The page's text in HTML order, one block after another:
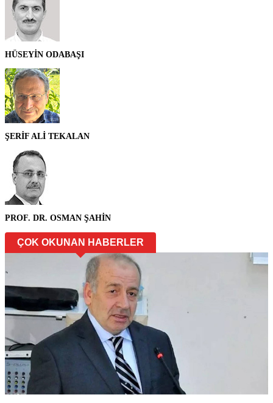
HÜSEYİN ODABAŞI
ŞERİF ALİ TEKALAN
PROF. DR. OSMAN ŞAHİN
ÇOK OKUNAN HABERLER